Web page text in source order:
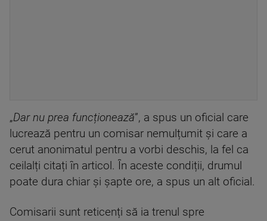
„Dar nu prea funcționează”, a spus un oficial care
lucrează pentru un comisar nemulțumit și care a
cerut anonimatul pentru a vorbi deschis, la fel ca
ceilalți citați în articol. În aceste condiții, drumul
poate dura chiar și șapte ore, a spus un alt oficial.
Comisarii sunt reticenți să ia trenul spre